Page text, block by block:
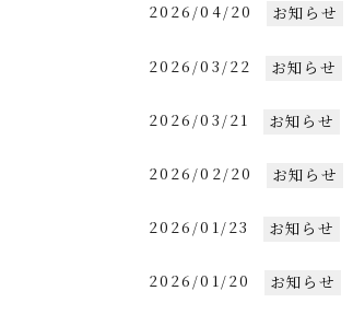
2026/04/20 お知らせ
2026/03/22 お知らせ
2026/03/21 お知らせ
2026/02/20 お知らせ
2026/01/23 お知らせ
2026/01/20 お知らせ